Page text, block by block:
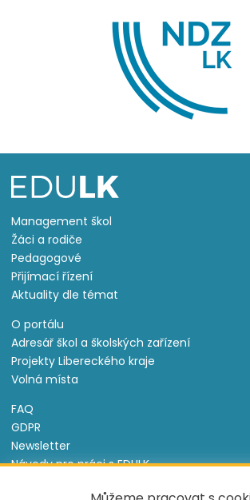
Management škol
Žáci a rodiče
Pedagogové
Přijímací řízení
Aktuality dle témat
O portálu
Adresář škol a školských zařízení
Projekty Libereckého kraje
Volná místa
FAQ
GDPR
Newsletter
Návody pro práci s EDULK